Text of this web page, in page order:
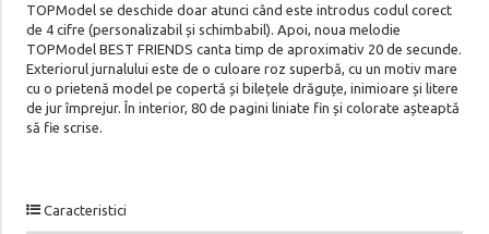
TOPModel se deschide doar atunci când este introdus codul corect
de 4 cifre (personalizabil și schimbabil). Apoi, noua melodie
TOPModel BEST FRIENDS canta timp de aproximativ 20 de secunde.
Exteriorul jurnalului este de o culoare roz superbă, cu un motiv mare
cu o prietenă model pe copertă și bilețele drăguțe, inimioare și litere
de jur împrejur. În interior, 80 de pagini liniate fin și colorate așteaptă
să fie scrise.
Caracteristici